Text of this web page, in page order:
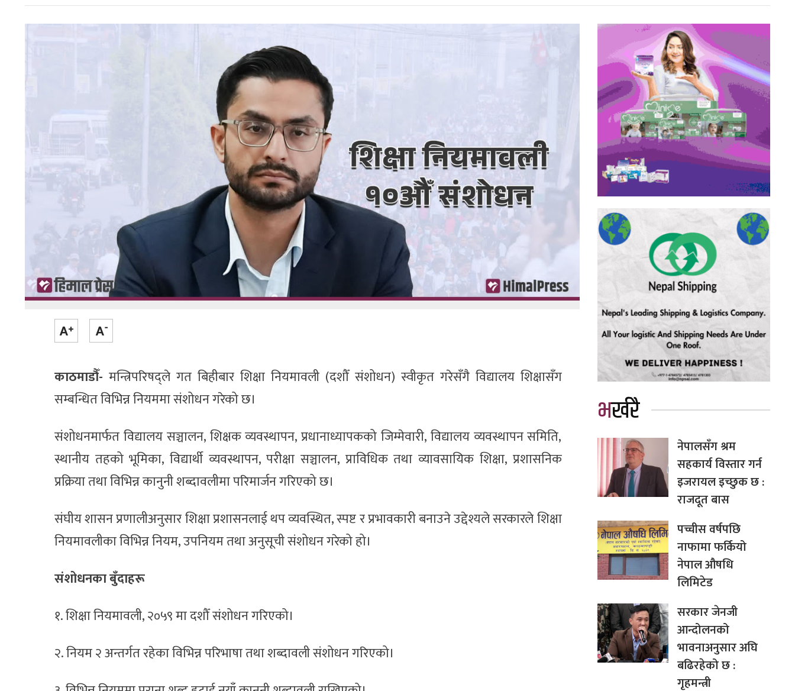
काठमाडौँ- मन्त्रिपरिषद्ले गत बिहीबार शिक्षा नियमावली (दशौँ संशोधन) स्वीकृत गरेसँगै विद्यालय शिक्षासँग
सम्बन्धित विभिन्न नियममा संशोधन गरेको छ।
संशोधनमार्फत विद्यालय सञ्चालन, शिक्षक व्यवस्थापन, प्रधानाध्यापकको जिम्मेवारी, विद्यालय व्यवस्थापन समिति,
स्थानीय तहको भूमिका, विद्यार्थी व्यवस्थापन, परीक्षा सञ्चालन, प्राविधिक तथा व्यावसायिक शिक्षा, प्रशासनिक
प्रक्रिया तथा विभिन्न कानुनी शब्दावलीमा परिमार्जन गरिएको छ।
संघीय शासन प्रणालीअनुसार शिक्षा प्रशासनलाई थप व्यवस्थित, स्पष्ट र प्रभावकारी बनाउने उद्देश्यले सरकारले शिक्षा
नियमावलीका विभिन्न नियम, उपनियम तथा अनुसूची संशोधन गरेको हो।
संशोधनका बुँदाहरू
१. शिक्षा नियमावली, २०५९ मा दशौँ संशोधन गरिएको।
२. नियम २ अन्तर्गत रहेका विभिन्न परिभाषा तथा शब्दावली संशोधन गरिएको।
भर्खरै
नेपालसँग श्रम
सहकार्य विस्तार गर्न
इजरायल इच्छुक छ :
राजदूत बास
पच्चीस वर्षपछि
नाफामा फर्कियो
नेपाल औषधि
लिमिटेड
सरकार जेनजी
आन्दोलनको
भावनाअनुसार अघि
बढिरहेको छ :
गृहमन्त्री